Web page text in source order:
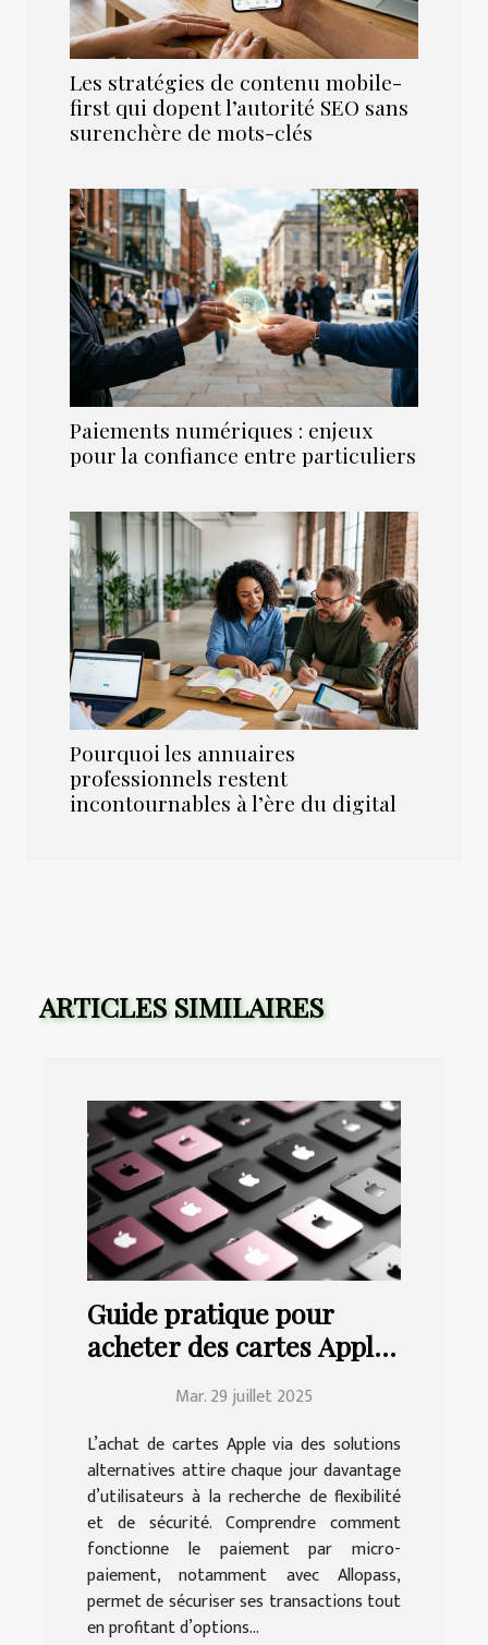
Les stratégies de contenu mobile-
first qui dopent l’autorité SEO sans
surenchère de mots-clés
Paiements numériques : enjeux
pour la confiance entre particuliers
Pourquoi les annuaires
professionnels restent
incontournables à l’ère du digital
ARTICLES SIMILAIRES
Guide pratique pour
acheter des cartes Apple
Mar. 29 juillet 2025
L’achat de cartes Apple via des solutions
alternatives attire chaque jour davantage
d’utilisateurs à la recherche de flexibilité
et de sécurité. Comprendre comment
fonctionne le paiement par micro-
paiement, notamment avec Allopass,
permet de sécuriser ses transactions tout
en profitant d’options...